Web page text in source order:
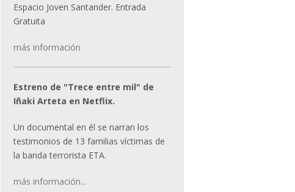
Espacio Joven Santander. Entrada
Gratuita
más información
Estreno de "Trece entre mil" de
Iñaki Arteta en Netflix.
Un documental en él se narran los
testimonios de 13 familias víctimas de
la banda terrorista ETA.
más información...